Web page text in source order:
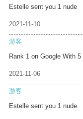
Estelle sent you 1 nude
2021-11-10
游客
Rank 1 on Google With 5
2021-11-06
游客
Estelle sent you 1 nude